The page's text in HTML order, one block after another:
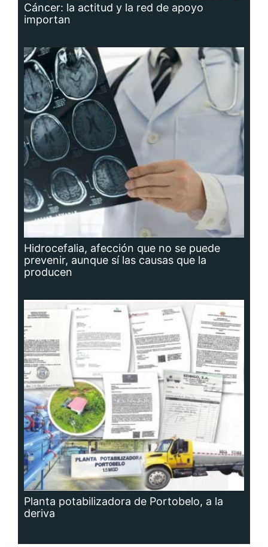
Cáncer: la actitud y la red de apoyo
importan
Hidrocefalia, afección que no se puede
prevenir, aunque sí las causas que la
producen
Planta potabilizadora de Portobelo, a la
deriva